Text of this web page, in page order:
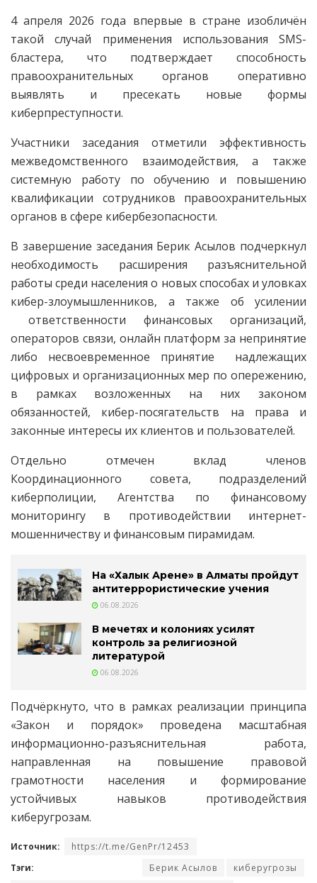
4 апреля 2026 года впервые в стране изобличён
такой случай применения использования SMS-
бластера, что подтверждает способность
правоохранительных органов оперативно
выявлять и пресекать новые формы
киберпреступности.
Участники заседания отметили эффективность
межведомственного взаимодействия, а также
системную работу по обучению и повышению
квалификации сотрудников правоохранительных
органов в сфере кибербезопасности.
В завершение заседания Берик Асылов подчеркнул
необходимость расширения разъяснительной
работы среди населения о новых способах и уловках
кибер-злоумышленников, а также об усилении
ответственности финансовых организаций,
операторов связи, онлайн платформ за непринятие
либо несвоевременное принятие надлежащих
цифровых и организационных мер по опережению,
в рамках возложенных на них законом
обязанностей, кибер-посягательств на права и
законные интересы их клиентов и пользователей.
Отдельно отмечен вклад членов
Координационного совета, подразделений
киберполиции, Агентства по финансовому
мониторингу в противодействии интернет-
мошенничеству и финансовым пирамидам.
На «Халык Арене» в Алматы пройдут
антитеррористические учения
06.08.2026
В мечетях и колониях усилят
контроль за религиозной
литературой
06.08.2026
Подчёркнуто, что в рамках реализации принципа
«Закон и порядок» проведена масштабная
информационно-разъяснительная работа,
направленная на повышение правовой
грамотности населения и формирование
устойчивых навыков противодействия
киберугрозам.
Источник:
https://t.me/GenPr/12453
Тэги:
Берик Асылов
киберугрозы